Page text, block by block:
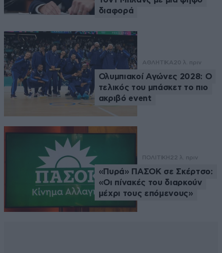
διαφορά
ΑΘΛΗΤΙΚΑ 20 λ. πριν
Ολυμπιακοί Αγώνες 2028: Ο
τελικός του μπάσκετ το πιο
ακριβό event
ΠΟΛΙΤΙΚΗ22 λ. πριν
«Πυρά» ΠΑΣΟΚ σε Σκέρτσο:
«Οι πίνακές του διαρκούν
μέχρι τους επόμενους»